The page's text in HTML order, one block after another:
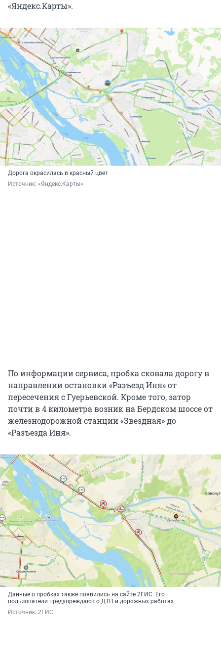
«Яндекс.Карты».
Дорога окрасилась в красный цвет
Источник: «Яндекс.Карты»
По информации сервиса, пробка сковала дорогу в
направлении остановки «Разъезд Иня» от
пересечения с Гуерьевской. Кроме того, затор
почти в 4 километра возник на Бердском шоссе от
железнодорожной станции «Звездная» до
«Разъезда Иня».
Данные о пробках также появились на сайте 2ГИС. Его
пользователи предупреждают о ДТП и дорожных работах
Источник: 2ГИС